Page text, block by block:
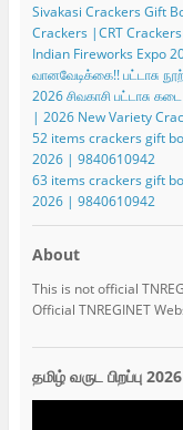
Sivakasi Crackers Gift
Crackers |CRT
Indian Fireworks Expo
வானவேடிக்கை!! பட்டாசு
2026 சிவகாசி பட்டாசு
| 2026 New Variety
52 items crackers gift
2026 | 9840610942
63 items crackers gift
2026 | 9840610942
About
This is not official
Official TNREGINET
தமிழ் வருட பிறப்பு 2026